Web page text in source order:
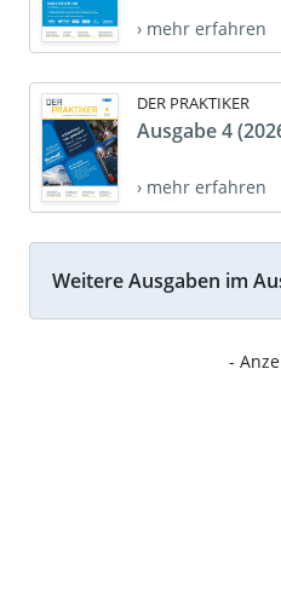
› mehr erfahren
DER PRAKTIKER
Ausgabe 4
› mehr erfahren
Weitere Ausgaben im
-